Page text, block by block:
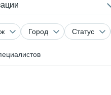
Город Статус